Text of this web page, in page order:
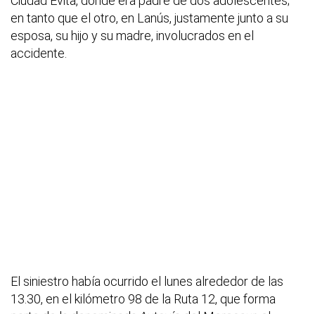
en tanto que el otro, en Lanús, justamente junto a su
esposa, su hijo y su madre, involucrados en el
accidente.
El siniestro había ocurrido el lunes alrededor de las
13.30, en el kilómetro 98 de la Ruta 12, que forma